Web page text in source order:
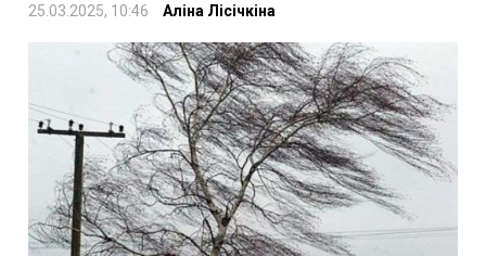
25.03.2025, 10:46 Аліна Лісічкіна